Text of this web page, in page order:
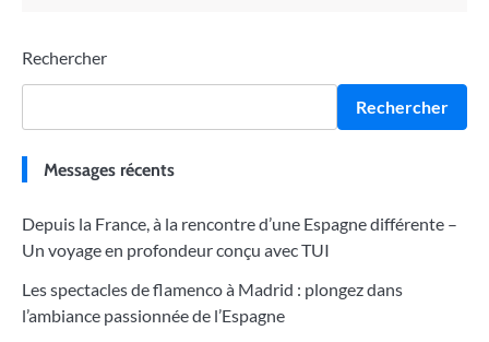
Rechercher
Rechercher
Messages récents
Depuis la France, à la rencontre d’une Espagne différente –
Un voyage en profondeur conçu avec TUI
Les spectacles de flamenco à Madrid : plongez dans
l’ambiance passionnée de l’Espagne